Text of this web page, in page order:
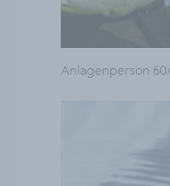
Anlagenperson